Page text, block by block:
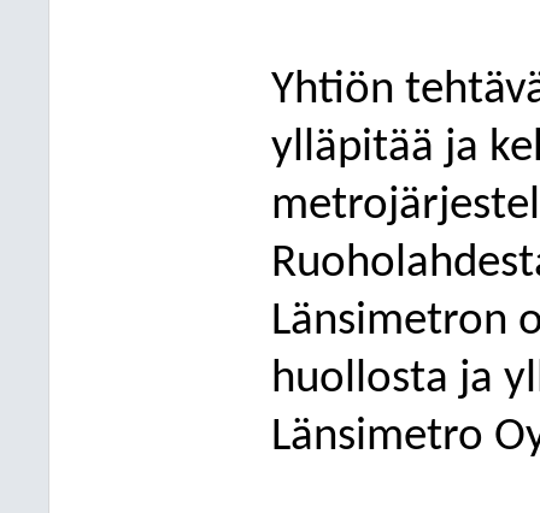
Yhtiön
ylläpitää ja
Länsimetron
huollosta ja
Länsimetro